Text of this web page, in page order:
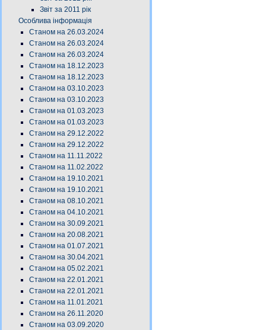
Звіт за 2011 рік
Особлива інформація
Станом на 26.03.2024
Станом на 26.03.2024
Станом на 26.03.2024
Станом на 18.12.2023
Станом на 18.12.2023
Станом на 03.10.2023
Станом на 03.10.2023
Станом на 01.03.2023
Станом на 01.03.2023
Станом на 29.12.2022
Станом на 29.12.2022
Станом на 11.11.2022
Станом на 11.02.2022
Станом на 19.10.2021
Станом на 19.10.2021
Станом на 08.10.2021
Станом на 04.10.2021
Станом на 30.09.2021
Станом на 20.08.2021
Станом на 01.07.2021
Станом на 30.04.2021
Станом на 05.02.2021
Станом на 22.01.2021
Станом на 22.01.2021
Станом на 11.01.2021
Станом на 26.11.2020
Станом на 03.09.2020